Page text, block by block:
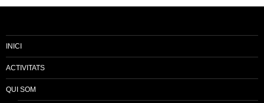
INICI
ACTIVITATS
QUI SOM